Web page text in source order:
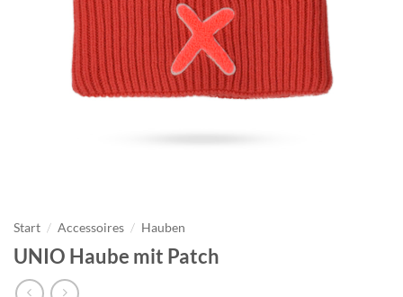
Start / Accessoires / Hauben
UNIO Haube mit Patch